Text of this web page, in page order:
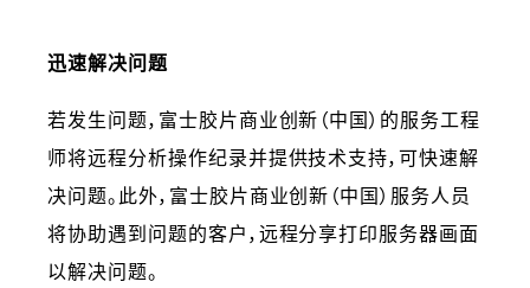
迅速解决问题
若发生问题，富士胶片商业创新（中国）的服务工程
师将远程分析操作纪录并提供技术支持，可快速解
决问题。此外，富士胶片商业创新（中国）服务人员
将协助遇到问题的客户，远程分享打印服务器画面
以解决问题。